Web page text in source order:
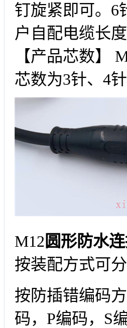
钉旋紧即可。6
户自配电缆长度
【产品芯数】
芯数为3针、4
M12圆形防水连
按装配方式可
按防插错编码
码，P编码，S